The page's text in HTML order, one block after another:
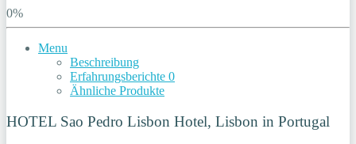
0%
Menu
Beschreibung
Erfahrungsberichte 0
Ähnliche Produkte
HOTEL Sao Pedro Lisbon Hotel, Lisbon in Portugal